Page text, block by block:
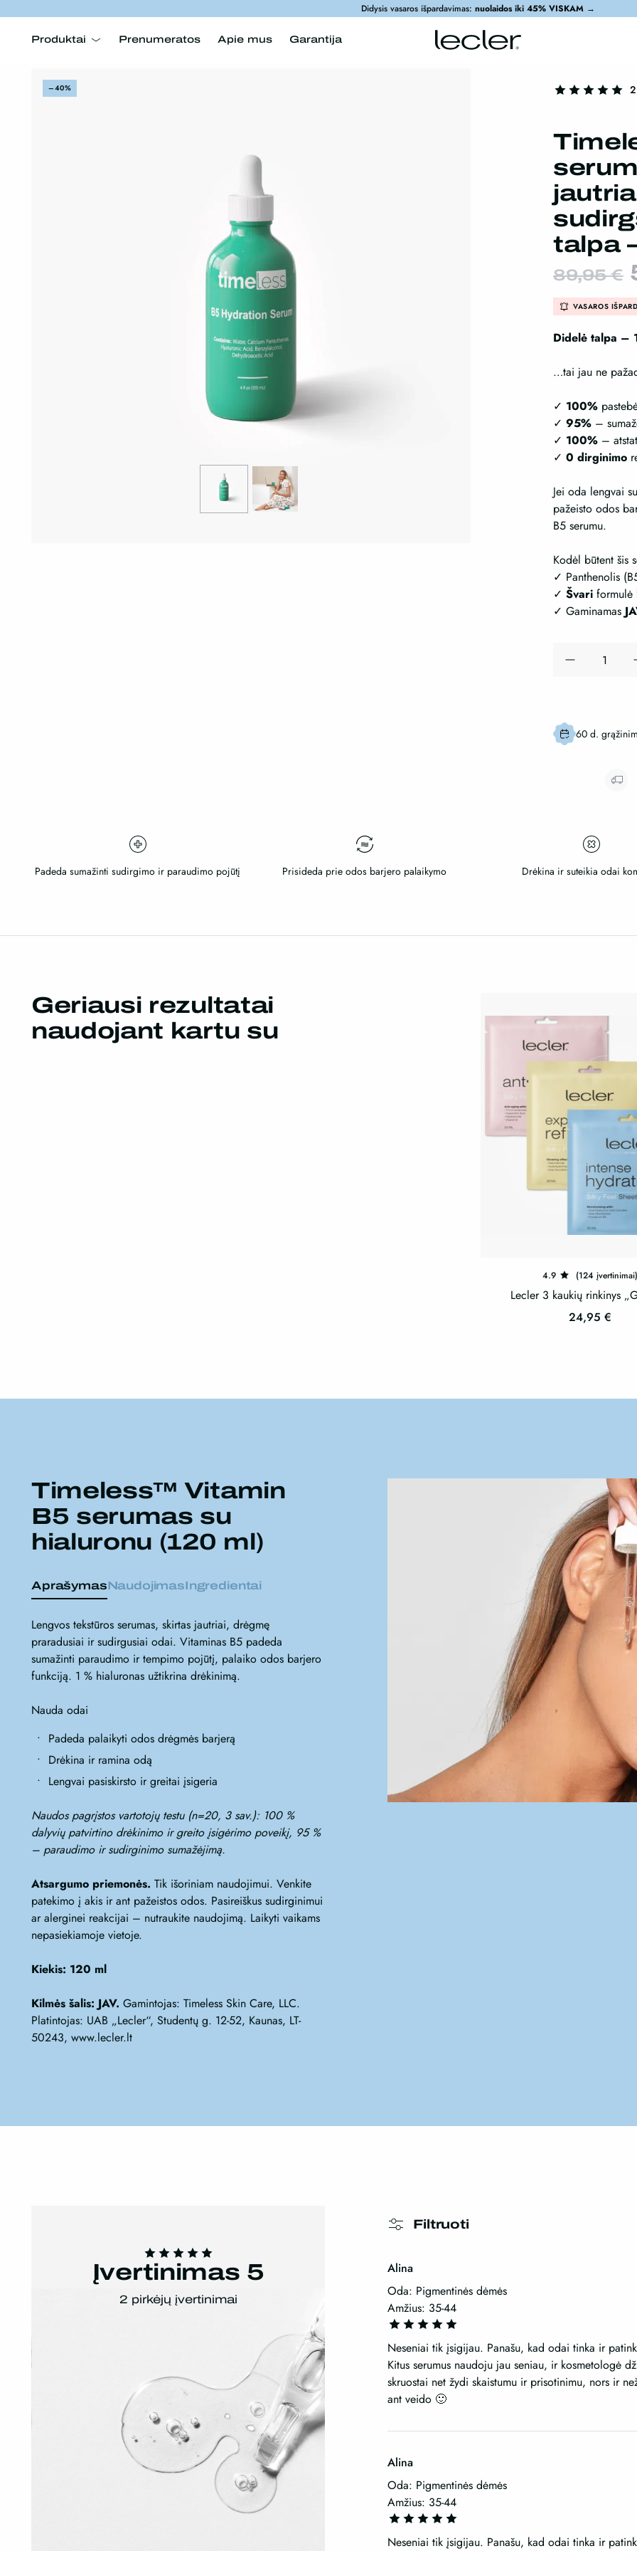
Didysis vasaros išpardavimas: nuolaidos iki 45% VISKAM→
Produktai Prenumeratos Apie mus Garantija
–40%
talpa
89,95€
VASAROS
Didelė talpa –
…tai jau ne
✓ 100%
✓ 95% –
✓ 100% –
✓ 0 dirginimo
Jei oda lengvai
pažeisto odos
B5 serumu.
Kodėl būtent šis
✓ Panthenolis
✓ Švari formulė
✓ Gaminamas
serumas
sudirgstančiai
(didelė
60 d.
Padeda sumažinti sudirgimo ir paraudimo pojūtį Prisideda prie odos barjero palaikymo Drėkina ir suteikia odai
Geriausi rezultatai
naudojant kartu su
4.9 (124 įvertinimai)
Lecler 3 kaukių rinkinys
24,95 €
Timeless™ Vitamin
B5 serumas su
hialuronu (120 ml)
Aprašymas Naudojimas Ingredientai
Lengvos tekstūros serumas, skirtas jautriai, drėgmę
praradusiai ir sudirgusiai odai. Vitaminas B5 padeda
sumažinti paraudimo ir tempimo pojūtį, palaiko odos barjero
funkciją. 1 % hialuronas užtikrina drėkinimą.
Nauda odai
Padeda palaikyti odos drėgmės barjerą
Drėkina ir ramina odą
Lengvai pasiskirsto ir greitai įsigeria
Naudos pagrįstos vartotojų testu (n=20, 3 sav.): 100 %
dalyvių patvirtino drėkinimo ir greito įsigėrimo poveikį, 95 %
– paraudimo ir sudirginimo sumažėjimą.
Atsargumo priemonės. Tik išoriniam naudojimui. Venkite
patekimo į akis ir ant pažeistos odos. Pasireiškus sudirginimui
ar alerginei reakcijai – nutraukite naudojimą. Laikyti vaikams
nepasiekiamoje vietoje.
Kiekis: 120 ml
Kilmės šalis: JAV. Gamintojas: Timeless Skin Care, LLC.
Platintojas: UAB „Lecler“, Studentų g. 12-52, Kaunas, LT-
50243, www.lecler.lt
Įvertinimas 5
2 pirkėjų įvertinimai
Filtruoti
Alina
Oda: Pigmentinės dėmės
Amžius: 35-44
Neseniai tik įsigijau. Panašu, kad odai tinka ir
Kitus serumus naudoju jau seniau, ir kosmetologė
skruostai net žydi skaistumu ir prisotinimu, nors ir
ant veido 🙂
Alina
Oda: Pigmentinės dėmės
Amžius: 35-44
Neseniai tik įsigijau. Panašu, kad odai tinka ir